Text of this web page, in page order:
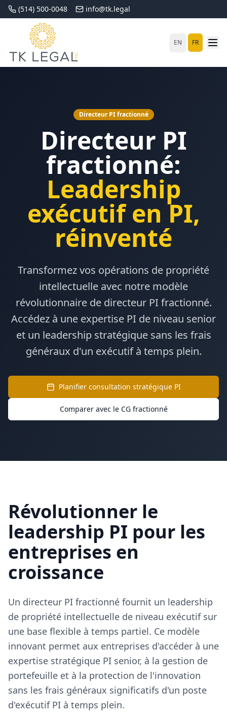
(514) 500-0048 info@tk.legal
EN FR
Directeur PI fractionné
Directeur PI
fractionné:
Leadership
exécutif en PI,
réinventé
Transformez vos opérations de propriété
intellectuelle avec notre modèle
révolutionnaire de directeur PI fractionné.
Accédez à une expertise PI de niveau senior
et un leadership stratégique sans les frais
généraux d'un exécutif à temps plein.
Planifier consultation stratégique PI
Comparer avec le CG fractionné
Révolutionner le
leadership PI pour les
entreprises en
croissance
Un directeur PI fractionné fournit un leadership
de propriété intellectuelle de niveau exécutif sur
une base flexible à temps partiel. Ce modèle
innovant permet aux entreprises d'accéder à une
expertise stratégique PI senior, à la gestion de
portefeuille et à la protection de l'innovation
sans les frais généraux significatifs d'un poste
d'exécutif PI à temps plein.